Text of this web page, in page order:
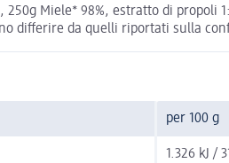
Miele* 98%, estratto di propoli
differire da quelli riportati sulla
per 100 g
1.326 kJ /